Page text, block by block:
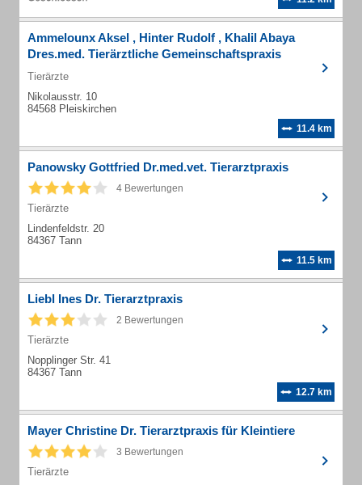
Ammelounx Aksel , Hinter Rudolf , Khalil Abaya
Dres.med. Tierärztliche Gemeinschaftspraxis
Tierärzte
Nikolausstr. 10
84568 Pleiskirchen
11.4 km
Panowsky Gottfried Dr.med.vet. Tierarztpraxis
4 Bewertungen
Tierärzte
Lindenfeldstr. 20
84367 Tann
11.5 km
Liebl Ines Dr. Tierarztpraxis
2 Bewertungen
Tierärzte
Nopplinger Str. 41
84367 Tann
12.7 km
Mayer Christine Dr. Tierarztpraxis für Kleintiere
3 Bewertungen
Tierärzte